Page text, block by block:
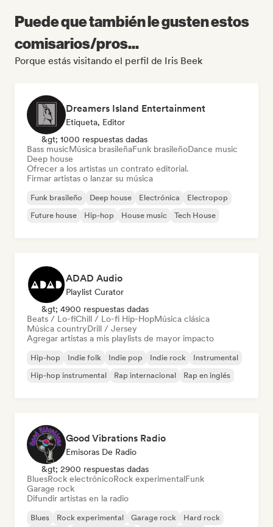
Puede que también le gusten estos
comisarios/pros...
Porque estás visitando el perfil de Iris Beek
Dreamers Island Entertainment
Etiqueta, Editor
&gt; 1000 respuestas dadas
Bass musicMúsica brasileñaFunk brasileñoDance music
Deep house
Ofrecer a los artistas un contrato editorial.
Firmar artistas o lanzar su música
Funk brasileño Deep house Electrónica
Electropop
Future house
Hip-hop House music Tech House
ADAD Audio
Playlist Curator
&gt; 4900 respuestas dadas
Beats / Lo-fiChill / Lo-fi Hip-HopMúsica clásica
Música countryDrill / Jersey
Agregar artistas a mis playlists de mayor impacto
Hip-hop Indie folk Indie pop Indie rock
Instrumental
Hip-hop instrumental
Rap internacional Rap en inglés
Good Vibrations Radio
Emisoras De Radio
&gt; 2900 respuestas dadas
BluesRock electrónicoRock experimentalFunk
Garage rock
Difundir artistas en la radio
Blues Rock experimental Garage rock
Hard rock